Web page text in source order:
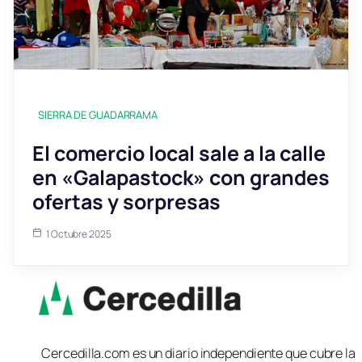
SIERRA DE GUADARRAMA
El comercio local sale a la calle
en «Galapastock» con grandes
ofertas y sorpresas
1 Octubre 2025
Cercedilla.com es un diario independiente que cubre la